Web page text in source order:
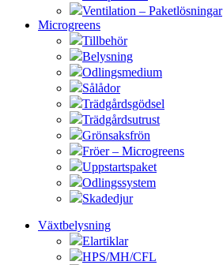
Ventilation – Paketlösningar
Microgreens
Tillbehör
Belysning
Odlingsmedium
Sålådor
Trädgårdsgödsel
Trädgårdsutrust
Grönsaksfrön
Fröer – Microgreens
Uppstartspaket
Odlingssystem
Skadedjur
Växtbelysning
Elartiklar
HPS/MH/CFL